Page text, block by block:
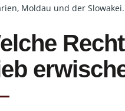
Moldau und der Slowakei.